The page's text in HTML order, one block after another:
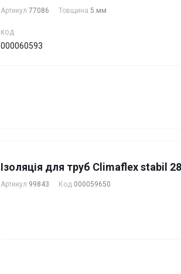
Артикул 77086 Товщина 5 мм
КОД
000060593
Ізоляція для труб Climaflex stabil
Артикул 99843 Код 000059650